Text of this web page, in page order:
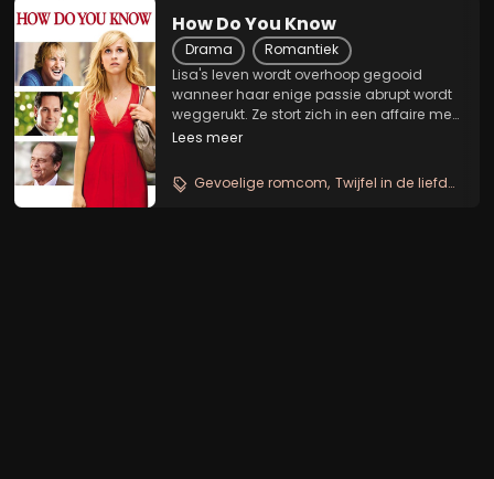
How Do You Know
Drama
Romantiek
Lisa's leven wordt overhoop gegooid
wanneer haar enige passie abrupt wordt
weggerukt. Ze stort zich in een affaire met
Matty, een profhonkballer en een
zijn leven een ware puinhoop gemaakt en
wordt...
Lees meer
Gevoelige romcom Twijfel in de liefde